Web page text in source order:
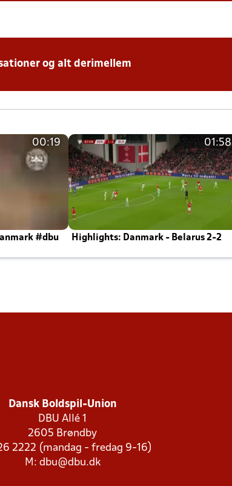
og alt derimellem
00:19
#dbu
01:58
Highlights: Danmark - Belarus 2-2
Dansk Boldspil-Union
DBU Allé 1
2605 Brøndby
2222 (mandag - fredag 9-16)
M: dbu@dbu.dk